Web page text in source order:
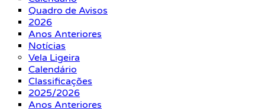
Quadro de Avisos
2026
Anos Anteriores
Notícias
Vela Ligeira
Calendário
Classificações
2025/2026
Anos Anteriores